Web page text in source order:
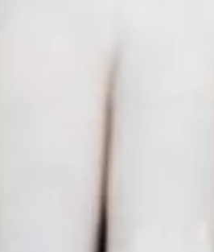
i efektywne sposoby na